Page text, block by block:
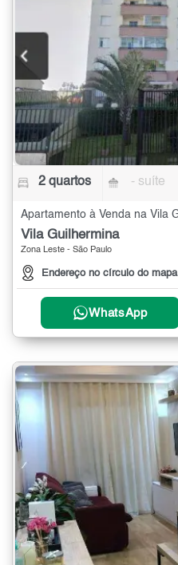
2 quartos - suíte
Vila Guilhermina
Zona Leste - São Paulo
Endereço no círculo do mapa
WhatsApp